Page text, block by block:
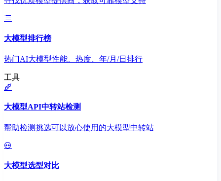
大模型排行榜
热门AI大模型性能、热度、年/月/日排行
工具
大模型API中转站检测
帮助检测挑选可以放心使用的大模型中转站
大模型选型对比